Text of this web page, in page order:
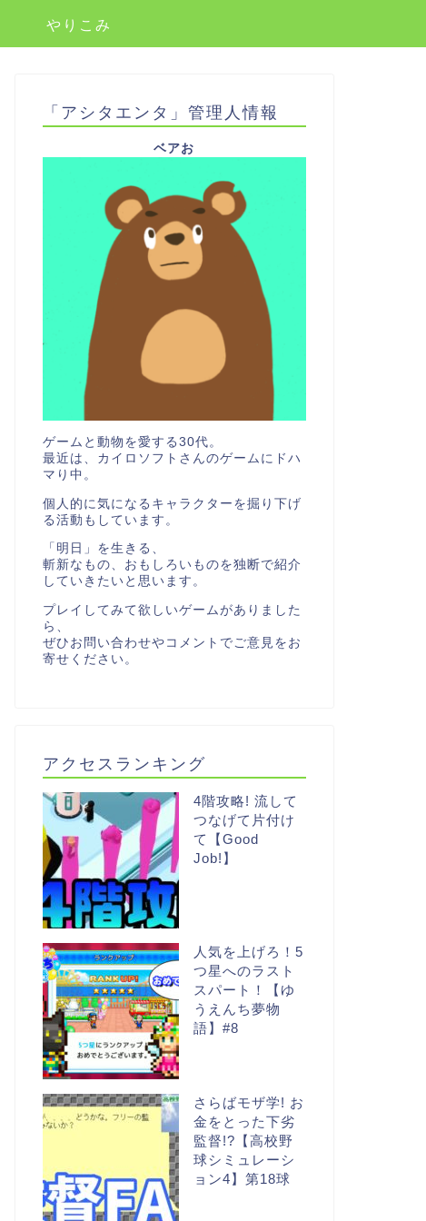
やりこみ
「アシタエンタ」管理人情報
ベアお
ゲームと動物を愛する30代。
最近は、カイロソフトさんのゲームにドハ
マり中。
個人的に気になるキャラクターを掘り下げ
る活動もしています。
「明日」を生きる、
斬新なもの、おもしろいものを独断で紹介
していきたいと思います。
プレイしてみて欲しいゲームがありました
ら、
ぜひお問い合わせやコメントでご意見をお
寄せください。
アクセスランキング
4階攻略! 流して
つなげて片付け
て【Good
Job!】
人気を上げろ！5
つ星へのラスト
スパート！【ゆ
うえんち夢物
語】#8
さらばモザ学! お
金をとった下劣
監督!?【高校野
球シミュレーシ
ョン4】第18球